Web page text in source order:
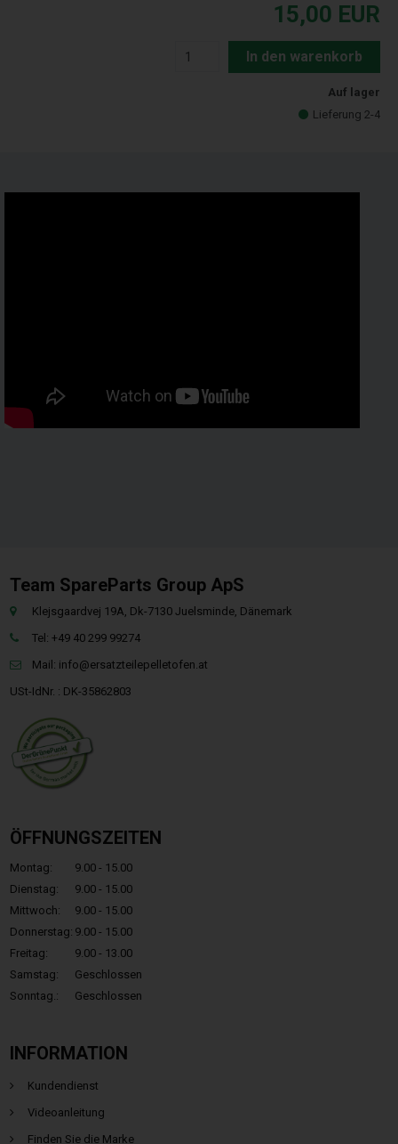
15,00 EUR
In den warenkorb
Auf lager
Lieferung 2-4
Team SpareParts Group ApS
Klejsgaardvej 19A, Dk-7130 Juelsminde, Dänemark
Tel: +49 40 299 99274
Mail: info@ersatzteilepelletofen.at
USt-IdNr. : DK-35862803
ÖFFNUNGSZEITEN
Montag:
9.00 - 15.00
Dienstag:
9.00 - 15.00
Mittwoch:
9.00 - 15.00
Donnerstag: 9.00 - 15.00
Freitag:
9.00 - 13.00
Samstag:
Geschlossen
Sonntag.:
Geschlossen
INFORMATION
Kundendienst
Videoanleitung
Finden Sie die Marke